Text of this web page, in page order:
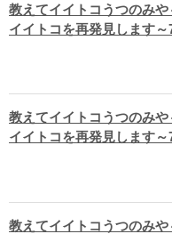
教えてイイトコうつのみ
イイトコを再発見します～
教えてイイトコうつのみ
イイトコを再発見します～
教えてイイトコうつのみ